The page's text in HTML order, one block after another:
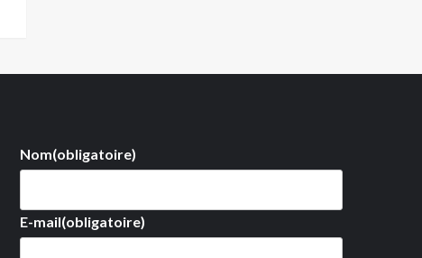
Nom(obligatoire)
E-mail(obligatoire)